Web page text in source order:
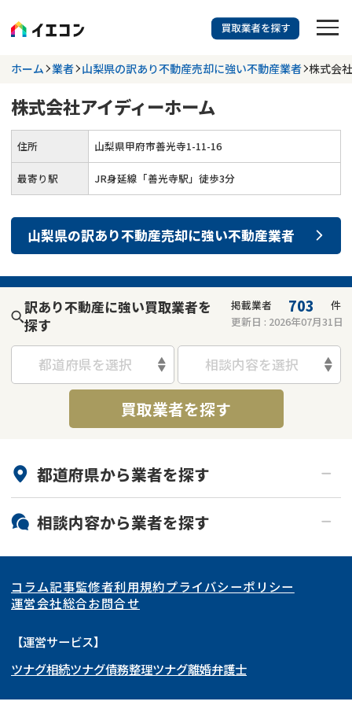
訳あり物件に強い業者を探す
都道府県を選択 相談内容を選択
掲載業者 703
件
検索する
業者を探す
相談内容で探す
空き家 事故物件
再建築不可 底地
借地 共有持分
任意売却
リースバック
不動産コラム
不動産売却 再建築不可物件
共有持分 底地
訳あり不動産 不動産投資
土地売却 不動産相続
アンケート調査
業者を探す
ホーム 業者 山梨県の訳あり不動産売却に強い不動産業者 株式会
株式会社アイディーホーム
住所 山梨県甲府市善光寺1-11-16
最寄り駅 JR身延線「善光寺駅」徒歩3分
山梨県の訳あり不動産売却に強い不動産業者
訳あり不動産に強い買取業者を
探す
掲載業者 703
件
更新日 : 2026年07月31日
都道府県を選択 相談内容を選択
買取業者を探す
都道府県から業者を探す
北海道・東北
北海道 青森県
岩手県 宮城県
秋田県
福島県
関東
東京都 神奈川県
埼玉県
茨城県 群馬県
東海
愛知県
岐阜県 山梨県
関西
大阪府 京都府
北陸・甲信越
相談内容から業者を探す
再建築不可
底地
ゴミ屋敷
リースバック
コラム記事監修者利用規約プライバシーポリシー
運営会社総合お問合せ
【運営サービス】
ツナグ相続ツナグ債務整理ツナグ離婚弁護士